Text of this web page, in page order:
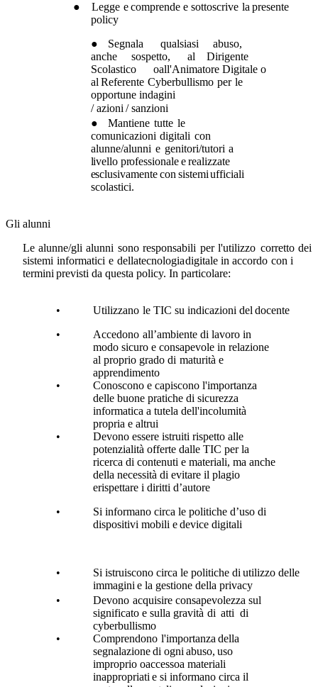
●
Legge e comprende e sottoscrive la presente
policy
●
Segnala qualsiasi
abuso,
anche
sospetto, al
Dirigente
Scolastico
oall'Animatore Digitale o
al Referente Cyberbullismo per le
opportune indagini
/ azioni / sanzioni
●
Mantiene tutte le
comunicazioni digitali con
alunne/alunni e genitori/tutori a
livello professionalee realizzate
esclusivamentecon sistemiufficiali
scolastici.
Gli alunni
Le alunne/gli alunni sono responsabili per l'utilizzo corretto dei
sistemi informatici e dellatecnologiadigitale in accordo con i
termini previsti da questa policy. In particolare:
• Utilizzano le TIC su indicazioni del docente
•
Accedono all’ambiente di lavoro in
modo sicuro e consapevole in relazione
al proprio grado di maturità e
apprendimento
•
Conoscono e capiscono l'importanza
delle buone pratiche di sicurezza
informatica a tutela dell'incolumità
propria e altrui
•
Devono essere istruiti rispetto alle
potenzialità offerte dalle TIC per la
ricerca di contenuti e materiali, ma anche
della necessità di evitare il plagio
erispettare i diritti d’autore
•
Si informano circa le politiche d’uso di
dispositivi mobili e device digitali
• Si istruiscono circa le politiche di utilizzo delle
immagini e la gestione della privacy
•
Devono acquisire consapevolezza sul
significato e sulla gravità di atti di
cyberbullismo
•
Comprendono l'importanza della
segnalazione di ogni abuso, uso
improprio oaccessoa materiali
inappropriati e si informano circa il